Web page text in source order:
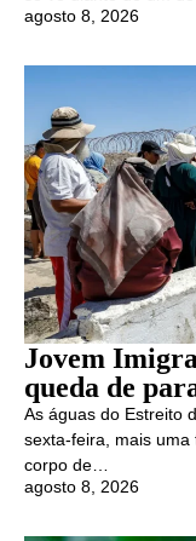
agosto 8, 2026
Jovem
queda de
As águas do Estreito
sexta-feira, mais
corpo de…
agosto 8, 2026